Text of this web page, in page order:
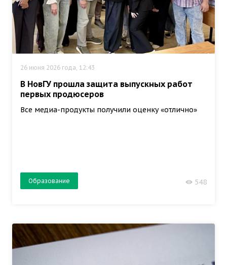
26 июня 2026 года, 12:43
В НовГУ прошла защита выпускных работ
первых продюсеров
Все медиа-продукты получили оценку «отлично»
Образование 548